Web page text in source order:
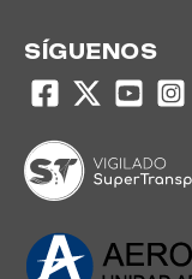
SÍGUENOS